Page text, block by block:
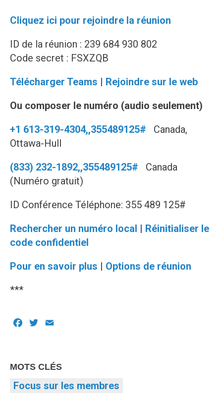
Cliquez ici pour rejoindre la réunion
ID de la réunion : 239 684 930 802
Code secret : FSXZQB
Télécharger Teams | Rejoindre sur le web
Ou composer le numéro (audio seulement)
+1 613-319-4304,,355489125# Canada,
Ottawa-Hull
(833) 232-1892,,355489125# Canada
(Numéro gratuit)
ID Conférence Téléphone: 355 489 125#
Rechercher un numéro local | Réinitialiser le
code confidentiel
Pour en savoir plus | Options de réunion
***
Facebook
Twitter
MOTS CLÉS
Focus sur les membres